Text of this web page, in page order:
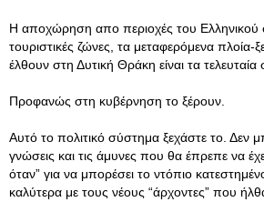
Η αποχώρηση απο περιοχές του Ελληνικού
τουριστικές ζώνες, τα μεταφερόμενα πλοία-
έλθουν στη Δυτική Θράκη είναι τα τελευταία
Προφανώς στη κυβέρνηση το ξέρουν.
Αυτό το πολιτικό σύστημα ξεχάστε το. Δεν
γνώσεις και τις άμυνες που θα έπρεπε να
όταν” για να μπορέσει το ντόπιο
καλύτερα με τους νέους “άρχοντες” που